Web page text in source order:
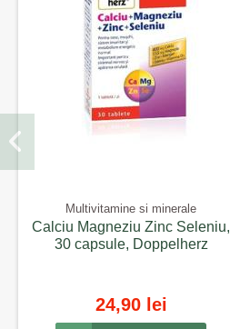
Multivitamine si minerale
Calciu Magneziu Zinc Seleniu,
30 capsule, Doppelherz
24,90 lei